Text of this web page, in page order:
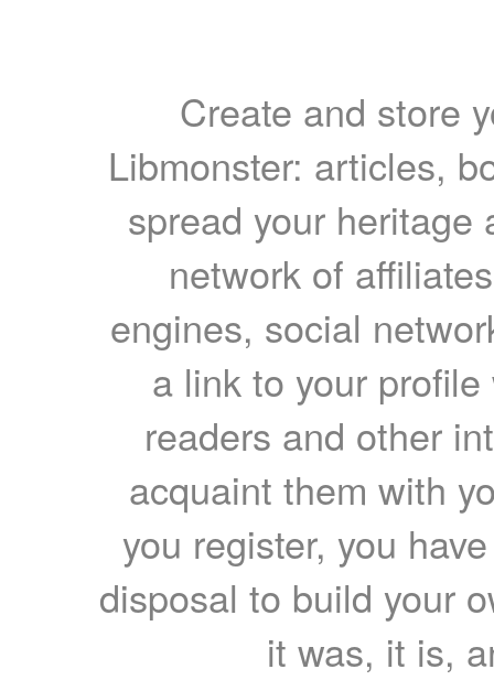
Create and store
Libmonster: articles,
spread your heritage
network of
engines, social
a link to your
readers and other
acquaint them with
you register, you
disposal to build your
it was, it is,